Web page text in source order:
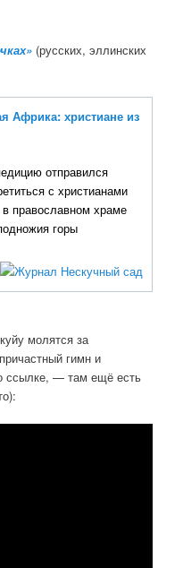
(русских, эллинских
Африка: христиане из
отправился
с христианами
православном храме
горы
молятся за
гимн и
ссылке, — там ещё есть